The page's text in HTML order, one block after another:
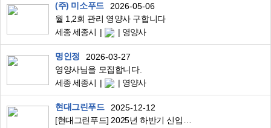
(주) 미소푸드
2026-05-06
월 1,2회 관리 영양사 구합니다
세종 세종시
영양사
명인정
2026-03-27
영양사님을 모집합니다.
세종 세종시
영양사
현대그린푸드
2025-12-12
[현대그린푸드] 2025년 하반기 신입영양사 공개채용